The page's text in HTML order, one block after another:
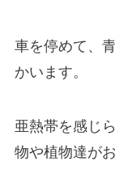
車を停めて、
かいます。
亜熱帯を感じ
物や植物達が